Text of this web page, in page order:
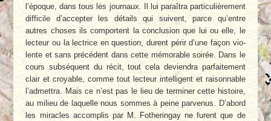
l’époque, dans tous les journaux. Il lui paraîtra particulière­ment
difficile d’accepter les détails qui suivent, parce qu’entre
autres choses ils comportent la conclusion que lui ou elle, le
lecteur ou la lec­trice en question, durent périr d’une façon vio­
lente et sans précédent dans cette mémorable soirée. Dans le
cours subséquent du récit, tout cela deviendra parfaitement
clair et croyable, comme tout lecteur intelligent et raisonnable
l’admettra. Mais ce n’est pas le lieu de termi­ner cette histoire,
au milieu de laquelle nous sommes à peine parvenus. D’abord
les mi­racles accomplis par M. Fotheringay ne furent que de